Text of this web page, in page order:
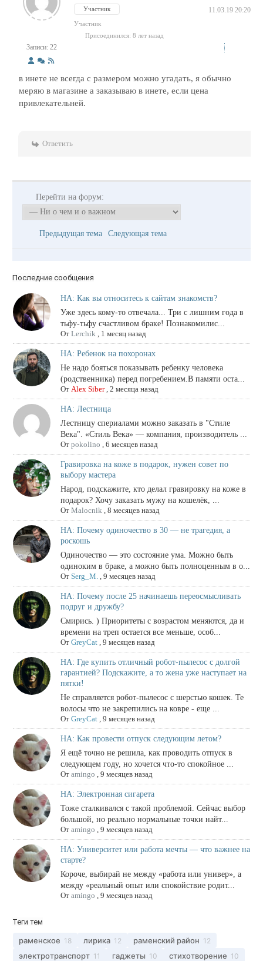
Записи: 22
Участник 11.03.19 20:20
Участник
Присоединился: 8 лет назад
в инете не всегда с размером можно угадать, я обычно
меряю в магазине а заказываю в инете, если цена
привлекательней.
Ответить
Перейти на форум:
Предыдущая тема Следующая тема
Последние сообщения
НА: Как вы относитесь к сайтам знакомств?
Уже здесь кому-то отвечала... Три с лишним года в
тьфу-тьфу счастливом браке! Познакомилис...
От Lerchik, 1 месяц назад
НА: Ребенок на похоронах
Не надо бояться показывать ребенку человека
(родственника) перед погребением.В памяти оста...
От Alex Siber, 2 месяца назад
НА: Лестница
Лестницу спериалами можно заказать в "Стиле
Века". «Стиль Века» — компания, производитель ...
От pokolino , 6 месяцев назад
Гравировка на коже в подарок, нужен совет по
выбору мастера
Народ, подскажите, кто делал гравировку на коже в
подарок? Хочу заказать мужу на кошелёк, ...
От Malocnik, 8 месяцев назад
НА: Почему одиночество в 30 — не трагедия, а
роскошь
Одиночество — это состояние ума. Можно быть
одиноким в браке, а можно быть полноценным в о...
От Serg_M., 9 месяцев назад
НА: Почему после 25 начинаешь переосмысливать
подруг и дружбу?
Смирись. ) Приоритеты с возрастом меняются, да и
времени на треп остается все меньше, особ...
От GreyCat, 9 месяцев назад
НА: Где купить отличный робот-пылесос с долгой
гарантией? Подскажите, а то жена уже наступает на
пятки!
Не справляется робот-пылесос с шерстью кошек. Те
волосы что не закрепились на ковре - еще ...
От GreyCat, 9 месяцев назад
НА: Как провести отпуск следующим летом?
Я ещё точно не решила, как проводить отпуск в
следующем году, но хочется что-то спокойное ...
От amingo , 9 месяцев назад
НА: Электронная сигарета
Тоже сталкивался с такой проблемой. Сейчас выбор
большой, но реально нормальные точки найт...
От amingo , 9 месяцев назад
НА: Университет или работа мечты — что важнее на
старте?
Короче, выбирай не между «работа или универ», а
между «реальный опыт или спокойствие родит...
От amingo , 9 месяцев назад
Теги тем
раменское 18 лирика 12 раменский район 12
электротранспорт 11 гаджеты 10 стихотворение 10